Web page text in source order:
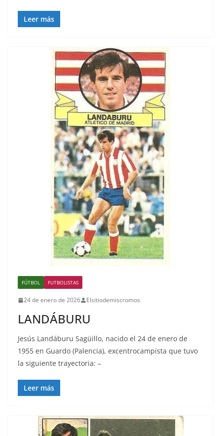
Leer más
FÚTBOL FUTBOLISTAS
24 de enero de 2026 Elsitiodemiscromos
LANDÁBURU
Jesús Landáburu Sagüillo, nacido el 24 de enero de
1955 en Guardo (Palencia), excentrocampista que tuvo
la siguiente trayectoria: –
Leer más